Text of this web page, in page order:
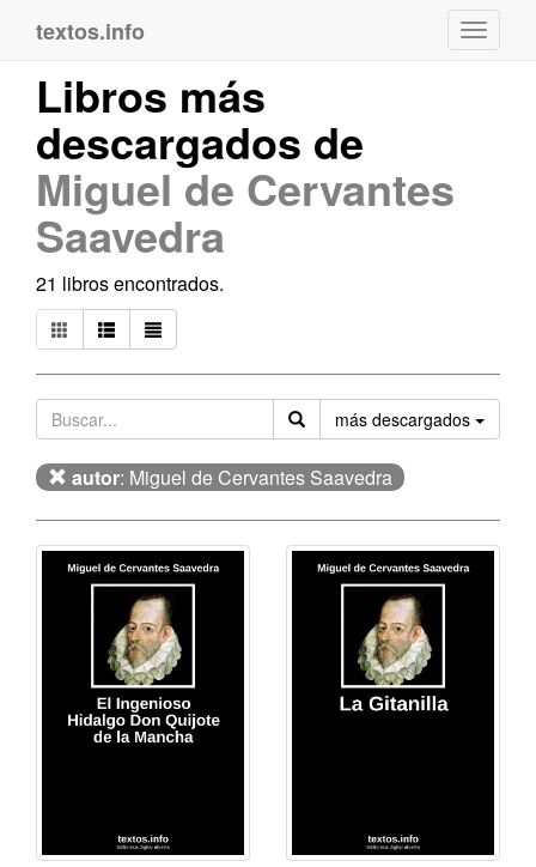
textos.info
Libros más
descargados de
Miguel de Cervantes
Saavedra
21 libros encontrados.
más descargados
autor: Miguel de Cervantes Saavedra